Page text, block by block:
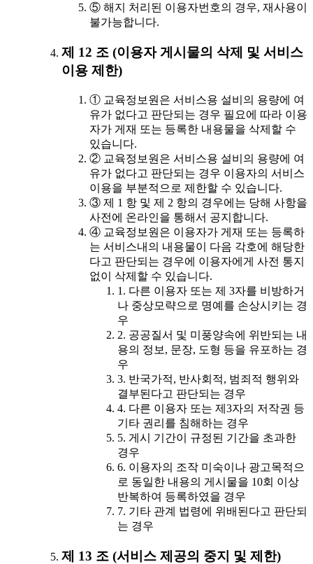
⑤ 해지 처리된 이용자번호의 경우, 재사용이
불가능합니다.
제 12 조 (이용자 게시물의 삭제 및 서비스
이용 제한)
① 교육정보원은 서비스용 설비의 용량에 여
유가 없다고 판단되는 경우 필요에 따라 이용
자가 게재 또는 등록한 내용물을 삭제할 수
있습니다.
② 교육정보원은 서비스용 설비의 용량에 여
유가 없다고 판단되는 경우 이용자의 서비스
이용을 부분적으로 제한할 수 있습니다.
③ 제 1 항 및 제 2 항의 경우에는 당해 사항을
사전에 온라인을 통해서 공지합니다.
④ 교육정보원은 이용자가 게재 또는 등록하
는 서비스내의 내용물이 다음 각호에 해당한
다고 판단되는 경우에 이용자에게 사전 통지
없이 삭제할 수 있습니다.
1. 다른 이용자 또는 제 3자를 비방하거
나 중상모략으로 명예를 손상시키는 경
우
2. 공공질서 및 미풍양속에 위반되는 내
용의 정보, 문장, 도형 등을 유포하는 경
우
3. 반국가적, 반사회적, 범죄적 행위와
결부된다고 판단되는 경우
4. 다른 이용자 또는 제3자의 저작권 등
기타 권리를 침해하는 경우
5. 게시 기간이 규정된 기간을 초과한
경우
6. 이용자의 조작 미숙이나 광고목적으
로 동일한 내용의 게시물을 10회 이상
반복하여 등록하였을 경우
7. 기타 관계 법령에 위배된다고 판단되
는 경우
제 13 조 (서비스 제공의 중지 및 제한)